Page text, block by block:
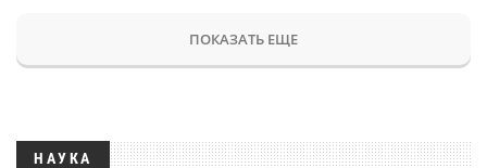
ПОКАЗАТЬ ЕЩЕ
НАУКА